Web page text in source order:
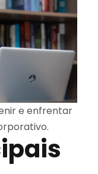
e enfrentar